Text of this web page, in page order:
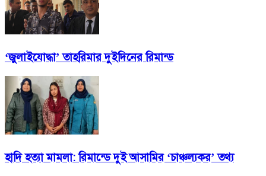
‘জুলাইযোদ্ধা’ তাহরিমার দুইদিনের রিমান্ড
হাদি হত্যা মামলা: রিমান্ডে দুই আসামির ‘চাঞ্চল্যকর’ তথ্য